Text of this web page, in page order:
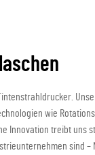
wie
Innovation treibt uns
sind –